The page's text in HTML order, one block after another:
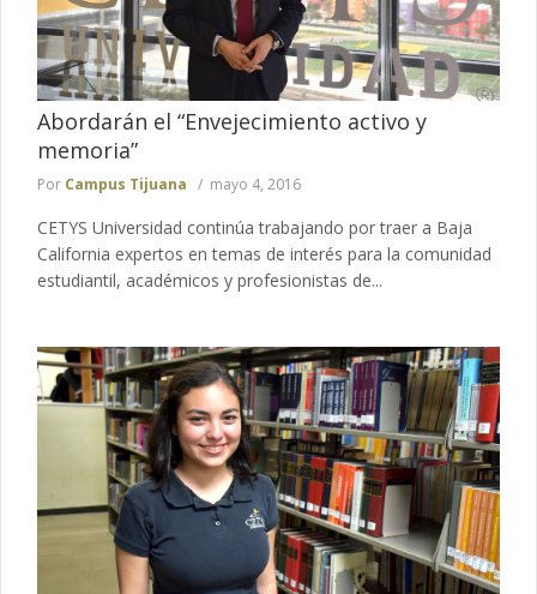
Abordarán el “Envejecimiento activo y
memoria”
Por Campus Tijuana mayo 4, 2016
CETYS Universidad continúa trabajando por traer a Baja
California expertos en temas de interés para la comunidad
estudiantil, académicos y profesionistas de...